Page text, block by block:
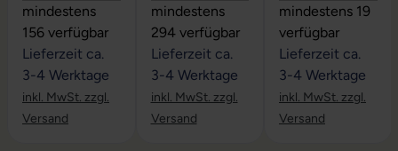
Durchschnittliche Bewertung von 4 von 5 Sternen
mindestens
156 verfügbar
Lieferzeit ca.
3-4 Werktage
inkl. MwSt. zzgl.
Versand
Durchschnittliche Bewertung von 5
mindestens
294 verfügbar
Lieferzeit ca.
3-4 Werktage
inkl. MwSt. zzgl.
Versand
Durchschnittliche
mindestens 19
verfügbar
Lieferzeit ca.
3-4 Werktage
inkl. MwSt. zzgl.
Versand